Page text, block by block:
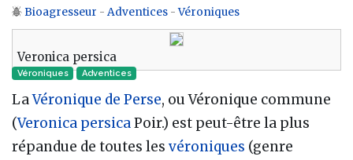
Aller à :navigation,rechercher
Bioagresseur - Adventices -Véroniques
Veronica persica
Véroniques Adventices
LaVéronique de Perse, ou Véronique commune
(Veronica persicaPoir.) est peut-être la plus
répandue de toutes les véroniques (genre